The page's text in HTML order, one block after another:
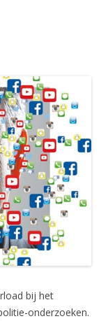
bij het
onderzoeken.